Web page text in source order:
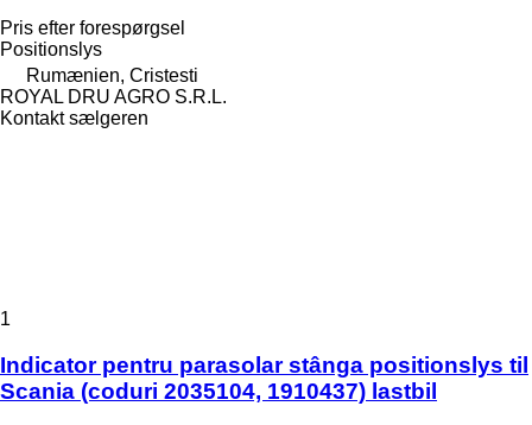
Pris efter forespørgsel
Positionslys
Rumænien, Cristesti
ROYAL DRU AGRO S.R.L.
Kontakt sælgeren
1
Indicator pentru parasolar stânga positionslys til
Scania (coduri 2035104, 1910437) lastbil